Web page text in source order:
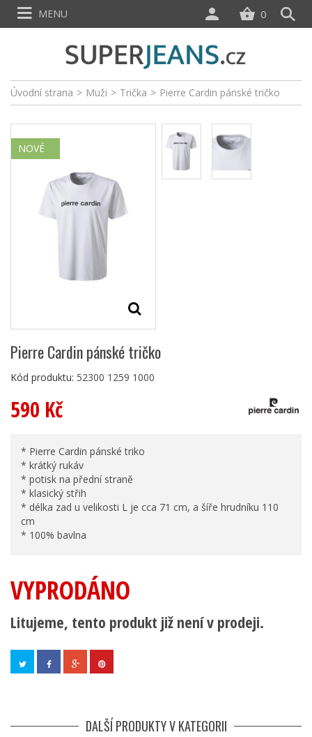
Úvodní strana > Muži > Trička > Pierre Cardin pánské tričko
NOVÉ
Pierre Cardin pánské tričko
Kód produktu: 52300 1259 1000
590 Kč
* Pierre Cardin pánské triko
* krátký rukáv
* potisk na přední straně
* klasický střih
* délka zad u velikosti L je cca 71 cm, a šíře hrudníku 110
cm
* 100% bavlna
VYPRODÁNO
Litujeme, tento produkt již není v prodeji.
DALŠÍ PRODUKTY V KATEGORII
0
MENU